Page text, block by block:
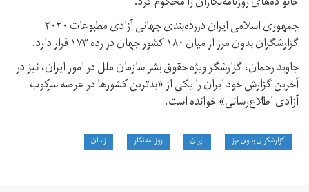
جمهوری اسلامی ایران دررده‌بندی جهانی آزادی مطبوعات ۲۰۲۰
گزارشگران بدون مرز از میان ١٨٠ کشور جهان در رده ۱۷۳ قرار دارد.
جاوید رحمان، گزارشگر ويژه حقوق بشر سازمان ملل در امور ایران، نیز در
آخرین گزارش خود ایران را یکی از «بدترین کشورها در عرصه سرکوب
آزادی اطلاع‌رسانی» خوانده است.
گزارشگران بدون مرز ایران روزنامه‌نگار زندان